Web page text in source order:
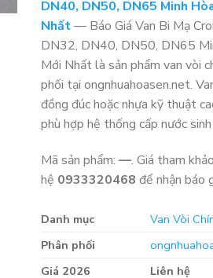
DN40, DN50, DN65 Minh
Nhất— Báo Giá Van Bi Mạ
DN32, DN40, DN50, DN65
Mới Nhất là sản phẩm van vòi
phối tại ongnhuahoasen.net.
đồng đúc hoặc nhựa kỹ thuật
phù hợp hệ thống cấp nước
Mã sản phẩm:—. Giá tham
hệ 0933320468 để nhận báo
Danh mục
Van Vòi
Phân phối
Giá 2026
Liên hệ